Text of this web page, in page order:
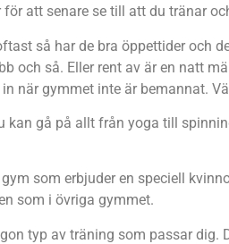
att senare se till att du tränar
så har de bra öppettider och
och så. Eller rent av är en natt
när gymmet inte är bemannat.
kan gå på allt från yoga till
som erbjuder en speciell
som i övriga gymmet.
typ av träning som passar